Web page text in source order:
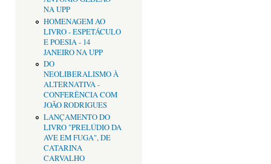
NA UPP
HOMENAGEM AO
LIVRO - ESPETÁCULO
E POESIA - 14
JANEIRO NA UPP
DO
NEOLIBERALISMO À
ALTERNATIVA -
CONFERÊNCIA COM
JOÃO RODRIGUES
LANÇAMENTO DO
LIVRO "PRELÚDIO DA
AVE EM FUGA", DE
CATARINA
CARVALHO